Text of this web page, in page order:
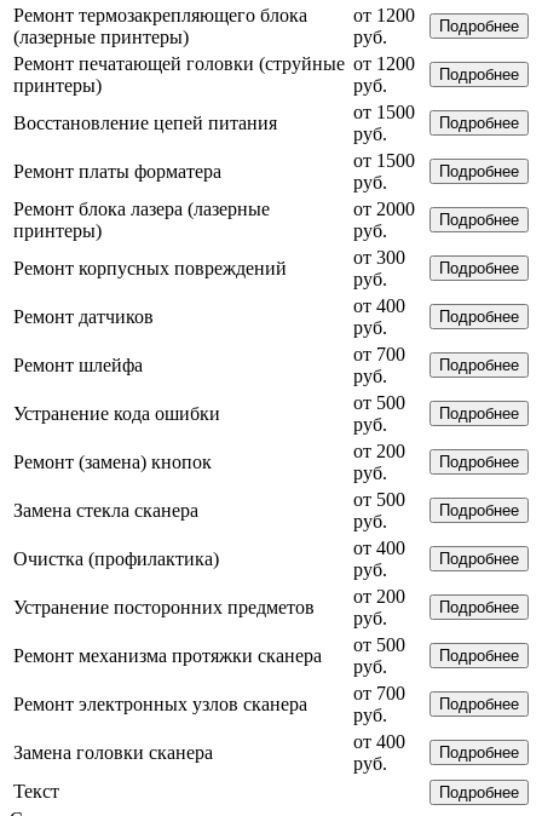
Ремонт термозакрепляющего блока
(лазерные принтеры)
от 1200
руб.
Подробнее
Ремонт печатающей головки (струйные
принтеры)
от 1200
руб.
Подробнее
Восстановление цепей питания
от 1500
руб.
Подробнее
Ремонт платы форматера
от 1500
руб.
Подробнее
Ремонт блока лазера (лазерные
принтеры)
от 2000
руб.
Подробнее
Ремонт корпусных повреждений
от 300
руб.
Подробнее
Ремонт датчиков
от 400
руб.
Подробнее
Ремонт шлейфа
от 700
руб.
Подробнее
Устранение кода ошибки
от 500
руб.
Подробнее
Ремонт (замена) кнопок
от 200
руб.
Подробнее
Замена стекла сканера
от 500
руб.
Подробнее
Очистка (профилактика)
от 400
руб.
Подробнее
Устранение посторонних предметов
от 200
руб.
Подробнее
Ремонт механизма протяжки сканера
от 500
руб.
Подробнее
Ремонт электронных узлов сканера
от 700
руб.
Подробнее
Замена головки сканера
от 400
руб.
Подробнее
Текст Подробнее